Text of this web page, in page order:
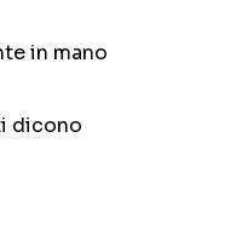
in mano
dicono